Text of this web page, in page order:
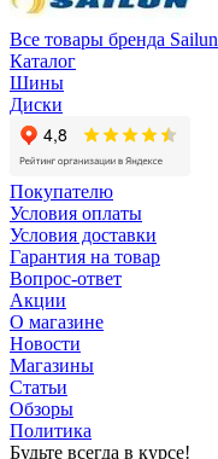
Все товары бренда Sailun
Каталог
Шины
Диски
Покупателю
Условия оплаты
Условия доставки
Гарантия на товар
Вопрос-ответ
Акции
О магазине
Новости
Магазины
Статьи
Обзоры
Политика
Будьте всегда в курсе!